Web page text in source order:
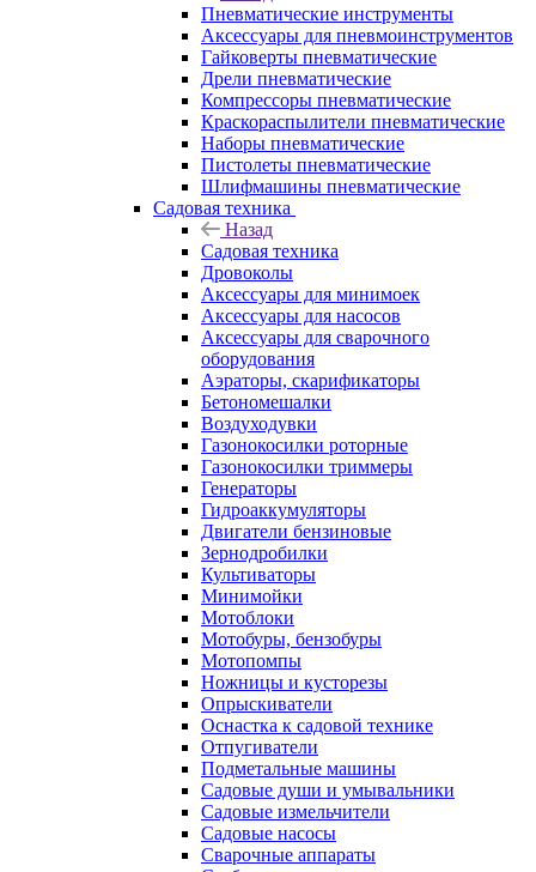
Пневматические инструменты
Аксессуары для пневмоинструментов
Гайковерты пневматические
Дрели пневматические
Компрессоры пневматические
Краскораспылители пневматические
Наборы пневматические
Пистолеты пневматические
Шлифмашины пневматические
Садовая техника
Назад
Садовая техника
Дровоколы
Аксессуары для минимоек
Аксессуары для насосов
Аксессуары для сварочного
оборудования
Аэраторы, скарификаторы
Бетономешалки
Воздуходувки
Газонокосилки роторные
Газонокосилки триммеры
Генераторы
Гидроаккумуляторы
Двигатели бензиновые
Зернодробилки
Культиваторы
Минимойки
Мотоблоки
Мотобуры, бензобуры
Мотопомпы
Ножницы и кусторезы
Опрыскиватели
Оснастка к садовой технике
Отпугиватели
Подметальные машины
Садовые души и умывальники
Садовые измельчители
Садовые насосы
Сварочные аппараты